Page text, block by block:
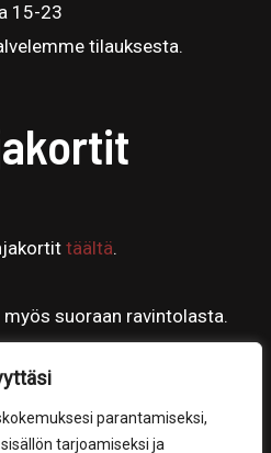
parantamiseksi,
tarjoamiseksi ja
15-23
tilauksesta.
täältä.
suoraan ravintolasta.